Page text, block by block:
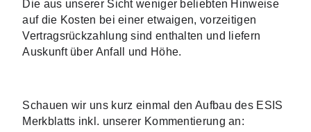
Die aus unserer Sicht weniger beliebten Hinweise
auf die Kosten bei einer etwaigen, vorzeitigen
Vertragsrückzahlung sind enthalten und liefern
Auskunft über Anfall und Höhe.
Schauen wir uns kurz einmal den Aufbau des ESIS
Merkblatts inkl. unserer Kommentierung an: